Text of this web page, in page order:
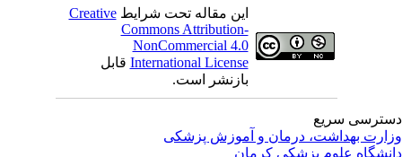
این مقاله تحت شرایطCreative
Commons Attribution-
NonCommercial 4.0
International Licenseقابل
بازنشر است.
سریع
بهداشت، درمان و آموزش پزشکی
علوم پزشکی کرمان